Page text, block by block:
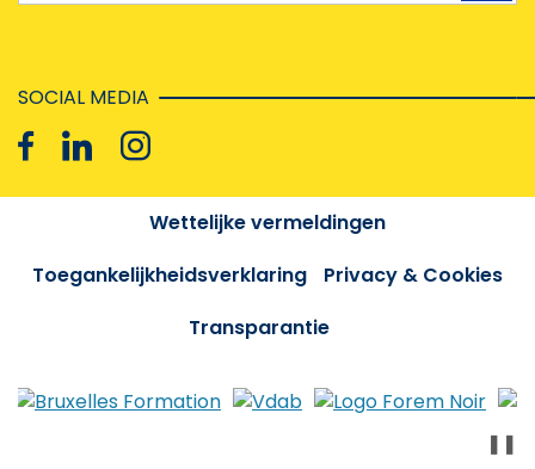
SOCIAL MEDIA
Wettelijke vermeldingen
Toegankelijkheidsverklaring
Privacy & Cookies
Transparantie
❚❚